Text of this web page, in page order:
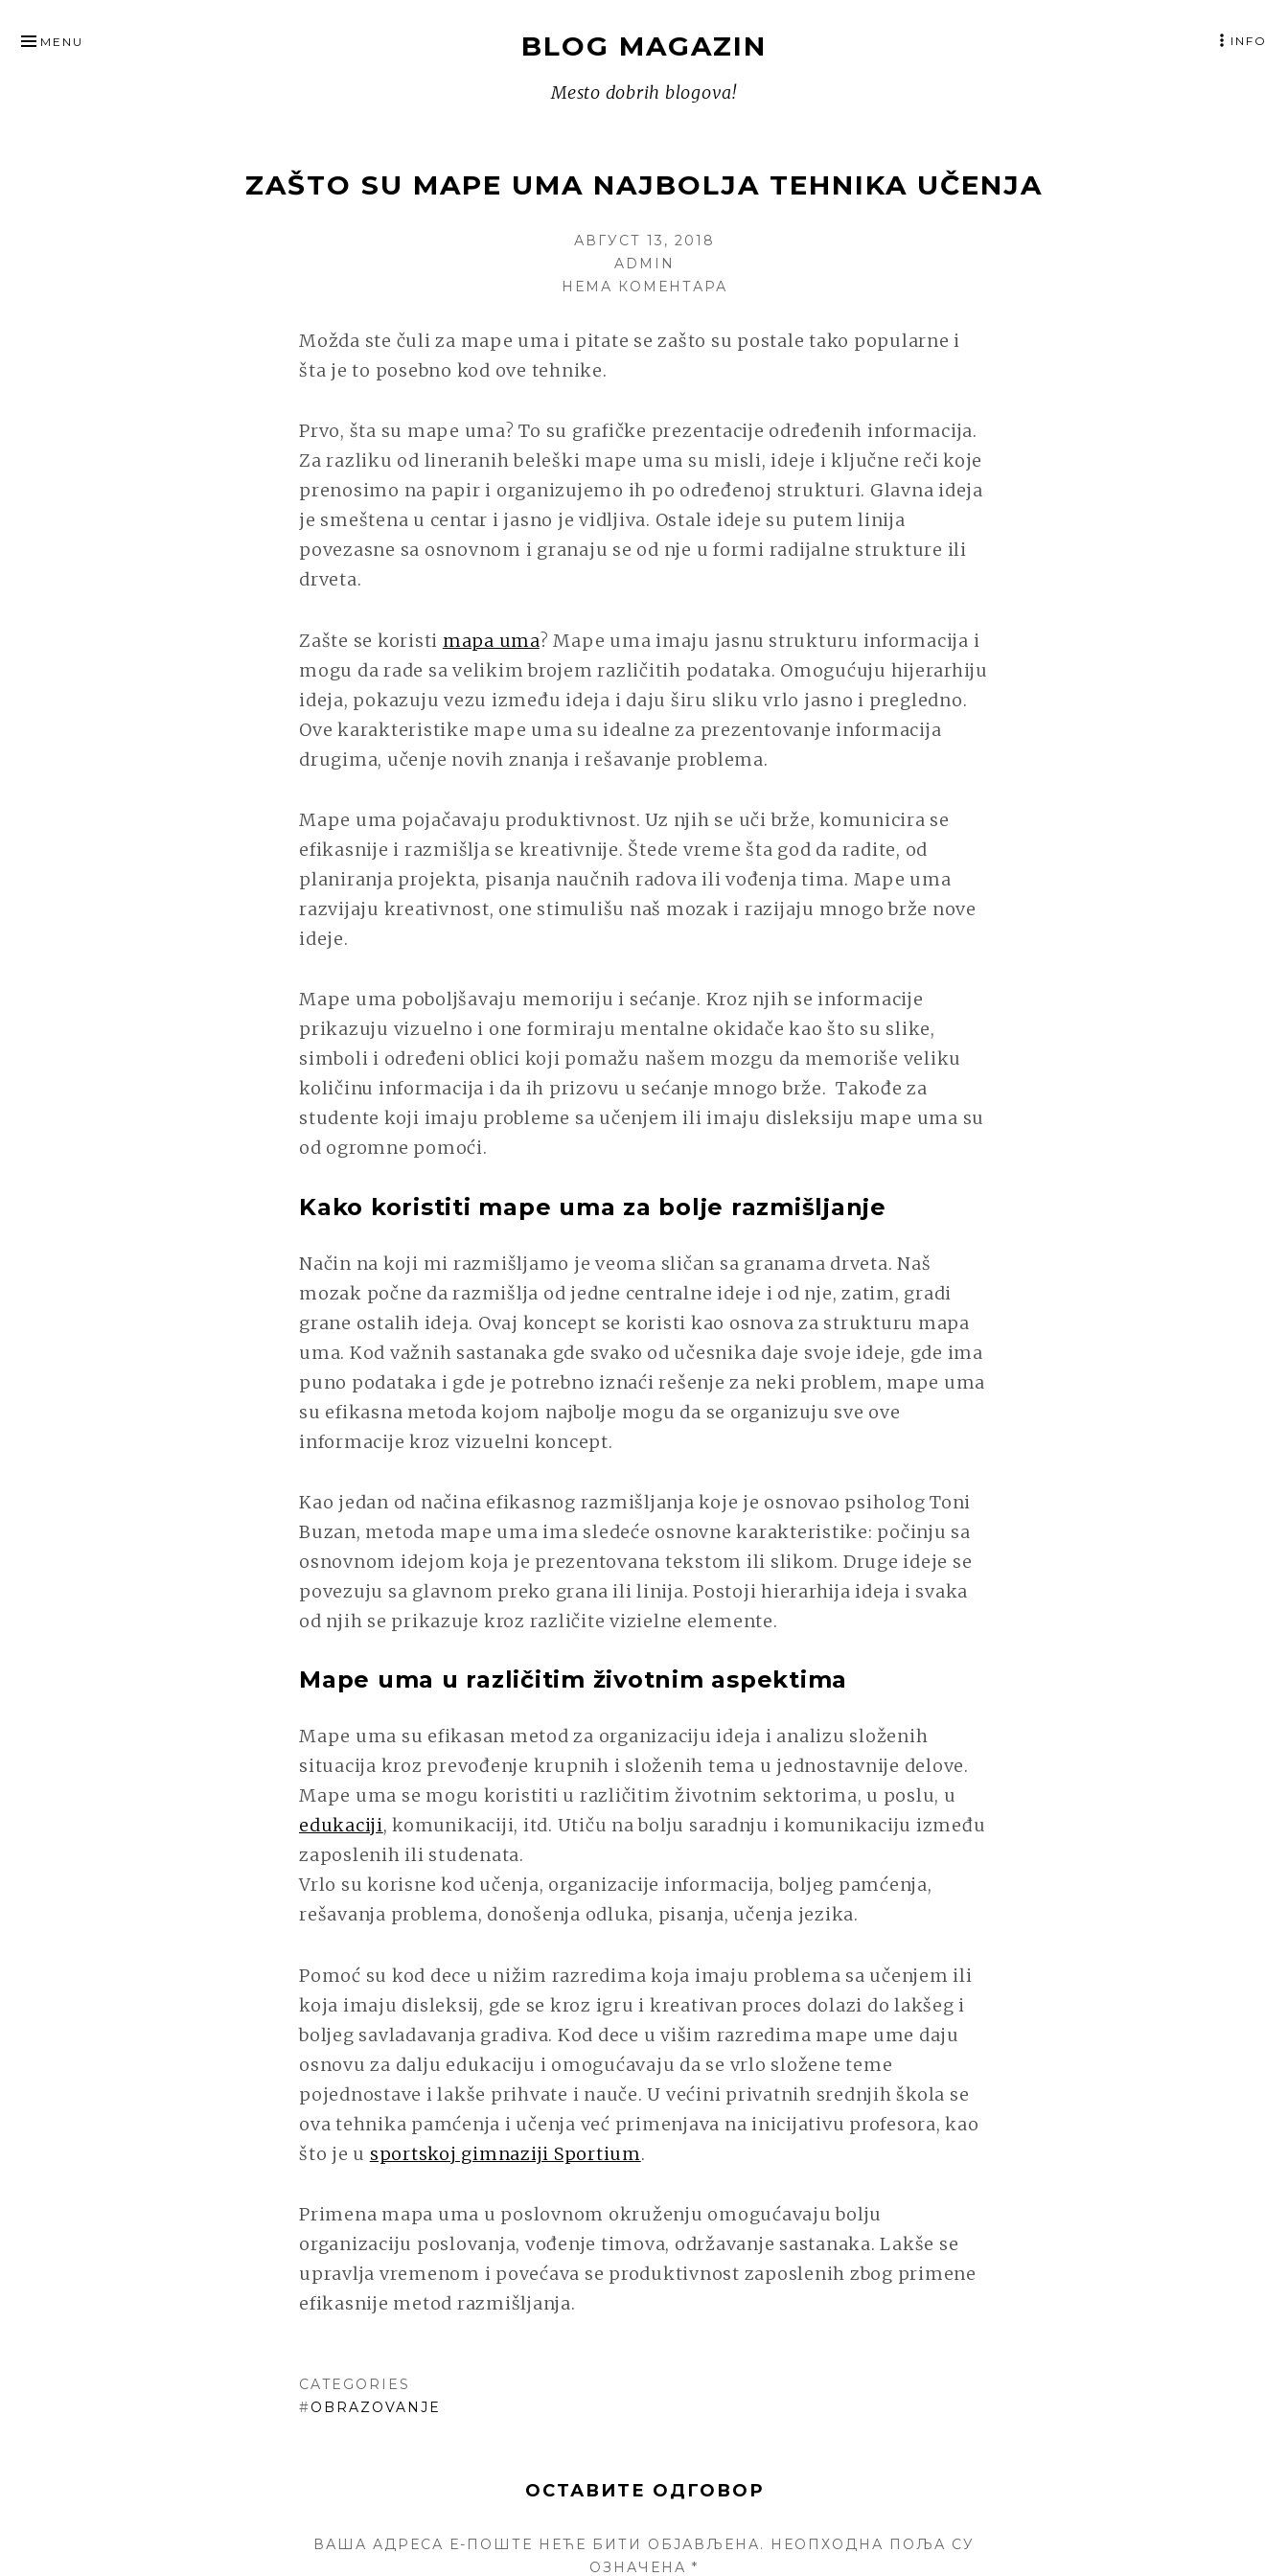
TO
BLOG MAGAZIN
Mesto dobrih blogova!
MENU INFO
ZAŠTO SU MAPE UMA NAJBOLJA TEHNIKA UČENJA
POSTED
АВГУСТ 13, 2018
AUTHOR
ADMIN
НЕМА КОМЕНТАРА
MAPE
TEHNIKA
UČENJA
Možda ste čuli za mape uma i pitate se zašto su postale tako popularne i
šta je to posebno kod ove tehnike.
Prvo, šta su mape uma? To su grafičke prezentacije određenih informacija.
Za razliku od lineranih beleški mape uma su misli, ideje i ključne reči koje
prenosimo na papir i organizujemo ih po određenoj strukturi. Glavna ideja
je smeštena u centar i jasno je vidljiva. Ostale ideje su putem linija
povezasne sa osnovnom i granaju se od nje u formi radijalne strukture ili
drveta.
Zašte se koristi mapa uma? Mape uma imaju jasnu strukturu informacija i
mogu da rade sa velikim brojem različitih podataka. Omogućuju hijerarhiju
ideja, pokazuju vezu između ideja i daju širu sliku vrlo jasno i pregledno.
Ove karakteristike mape uma su idealne za prezentovanje informacija
drugima, učenje novih znanja i rešavanje problema.
Mape uma pojačavaju produktivnost. Uz njih se uči brže, komunicira se
efikasnije i razmišlja se kreativnije. Štede vreme šta god da radite, od
planiranja projekta, pisanja naučnih radova ili vođenja tima. Mape uma
razvijaju kreativnost, one stimulišu naš mozak i razijaju mnogo brže nove
ideje.
Mape uma poboljšavaju memoriju i sećanje. Kroz njih se informacije
prikazuju vizuelno i one formiraju mentalne okidače kao što su slike,
simboli i određeni oblici koji pomažu našem mozgu da memoriše veliku
količinu informacija i da ih prizovu u sećanje mnogo brže. Takođe za
studente koji imaju probleme sa učenjem ili imaju disleksiju mape uma su
od ogromne pomoći.
Kako koristiti mape uma za bolje razmišljanje
Način na koji mi razmišljamo je veoma sličan sa granama drveta. Naš
mozak počne da razmišlja od jedne centralne ideje i od nje, zatim, gradi
grane ostalih ideja. Ovaj koncept se koristi kao osnova za strukturu mapa
uma. Kod važnih sastanaka gde svako od učesnika daje svoje ideje, gde ima
puno podataka i gde je potrebno iznaći rešenje za neki problem, mape uma
su efikasna metoda kojom najbolje mogu da se organizuju sve ove
informacije kroz vizuelni koncept.
Kao jedan od načina efikasnog razmišljanja koje je osnovao psiholog Toni
Buzan, metoda mape uma ima sledeće osnovne karakteristike: počinju sa
osnovnom idejom koja je prezentovana tekstom ili slikom. Druge ideje se
povezuju sa glavnom preko grana ili linija. Postoji hierarhija ideja i svaka
od njih se prikazuje kroz različite vizielne elemente.
Mape uma u različitim životnim aspektima
Mape uma su efikasan metod za organizaciju ideja i analizu složenih
situacija kroz prevođenje krupnih i složenih tema u jednostavnije delove.
Mape uma se mogu koristiti u različitim životnim sektorima, u poslu, u
edukaciji, komunikaciji, itd. Utiču na bolju saradnju i komunikaciju između
zaposlenih ili studenata.
Vrlo su korisne kod učenja, organizacije informacija, boljeg pamćenja,
rešavanja problema, donošenja odluka, pisanja, učenja jezika.
Pomoć su kod dece u nižim razredima koja imaju problema sa učenjem ili
koja imaju disleksij, gde se kroz igru i kreativan proces dolazi do lakšeg i
boljeg savladavanja gradiva. Kod dece u višim razredima mape ume daju
osnovu za dalju edukaciju i omogućavaju da se vrlo složene teme
pojednostave i lakše prihvate i nauče. U većini privatnih srednjih škola se
ova tehnika pamćenja i učenja već primenjava na inicijativu profesora, kao
što je u sportskoj gimnaziji Sportium.
Primena mapa uma u poslovnom okruženju omogućavaju bolju
organizaciju poslovanja, vođenje timova, održavanje sastanaka. Lakše se
upravlja vremenom i povećava se produktivnost zaposlenih zbog primene
efikasnije metod razmišljanja.
CATEGORIES
#OBRAZOVANJE
ОСТАВИТЕ ОДГОВОР
ВАША АДРЕСА Е-ПОШТЕ НЕЋЕ БИТИ ОБЈАВЉЕНА.
НЕОПХОДНА ПОЉА СУ
ОЗНАЧЕНА *